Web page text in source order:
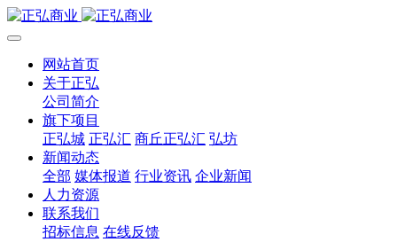
网站首页
关于正弘
公司简介
旗下项目
正弘城 正弘汇 商丘正弘汇 弘坊
新闻动态
全部 媒体报道 行业资讯 企业新闻
人力资源
联系我们
招标信息 在线反馈